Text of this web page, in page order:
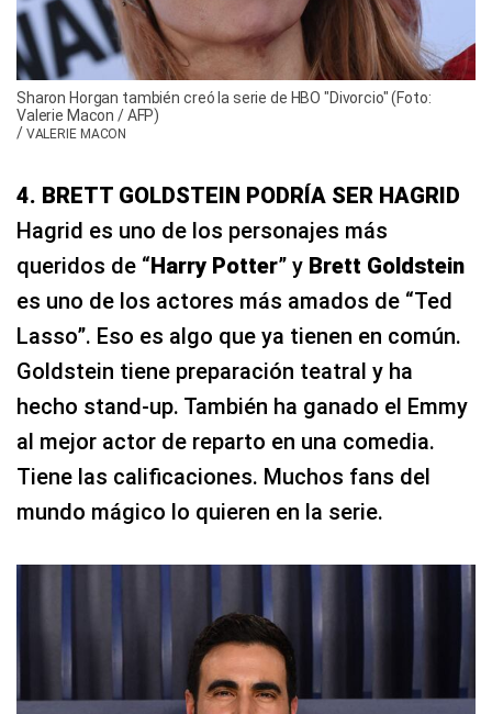
Sharon Horgan también creó la serie de HBO "Divorcio" (Foto:
Valerie Macon / AFP)
/ VALERIE MACON
4. BRETT GOLDSTEIN PODRÍA SER HAGRID
Hagrid es uno de los personajes más
queridos de “Harry Potter” y Brett Goldstein
es uno de los actores más amados de “Ted
Lasso”. Eso es algo que ya tienen en común.
Goldstein tiene preparación teatral y ha
hecho stand-up. También ha ganado el Emmy
al mejor actor de reparto en una comedia.
Tiene las calificaciones. Muchos fans del
mundo mágico lo quieren en la serie.